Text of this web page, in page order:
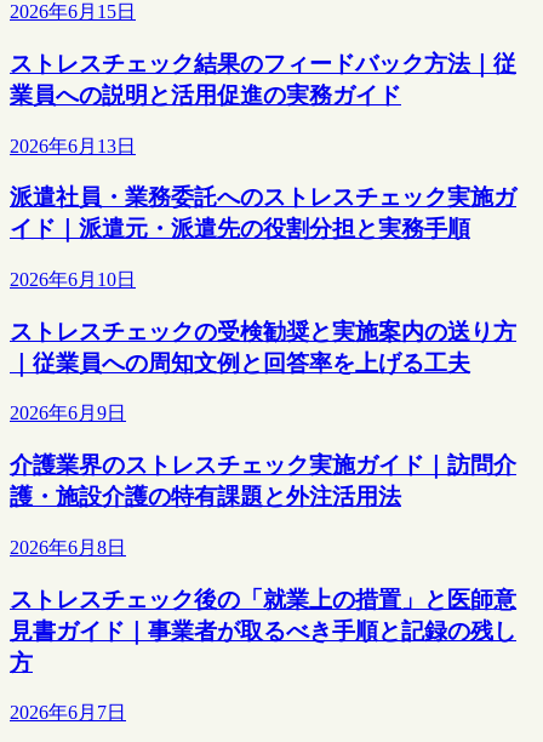
2026年6月15日
ストレスチェック結果のフィードバック方法｜従
業員への説明と活用促進の実務ガイド
2026年6月13日
派遣社員・業務委託へのストレスチェック実施ガ
イド｜派遣元・派遣先の役割分担と実務手順
2026年6月10日
ストレスチェックの受検勧奨と実施案内の送り方
｜従業員への周知文例と回答率を上げる工夫
2026年6月9日
介護業界のストレスチェック実施ガイド｜訪問介
護・施設介護の特有課題と外注活用法
2026年6月8日
ストレスチェック後の「就業上の措置」と医師意
見書ガイド｜事業者が取るべき手順と記録の残し
方
2026年6月7日